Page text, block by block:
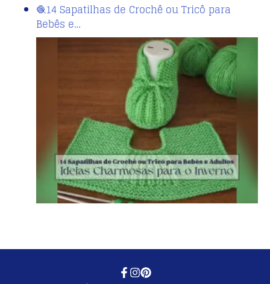
🧶14 Sapatilhas de Crochê ou Tricô para
Bebês e…